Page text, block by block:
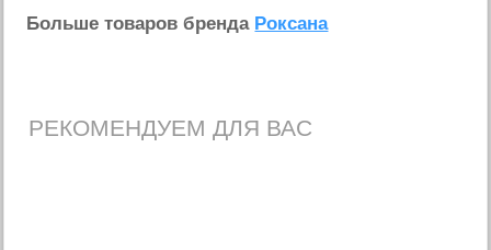
Больше товаров бренда Роксана
РЕКОМЕНДУЕМ ДЛЯ ВАС